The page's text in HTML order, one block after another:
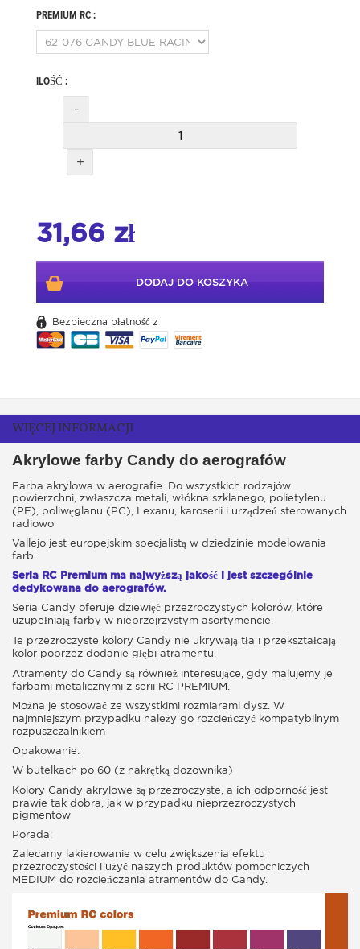
PREMIUM RC :
ILOŚĆ :
-
+
31,66 zł
DODAJ DO KOSZYKA
Bezpieczna płatność z
WIĘCEJ INFORMACJI
Akrylowe farby Candy do aerografów
Farba akrylowa w aerografie. Do wszystkich rodzajów
powierzchni, zwłaszcza metali, włókna szklanego, polietylenu
(PE), poliwęglanu (PC), Lexanu, karoserii i urządzeń sterowanych
radiowo
Vallejo jest europejskim specjalistą w dziedzinie modelowania
farb.
Seria RC Premium ma najwyższą jakość i jest szczególnie
dedykowana do aerografów.
Seria Candy oferuje dziewięć przezroczystych kolorów, które
uzupełniają farby w nieprzejrzystym asortymencie.
Te przezroczyste kolory Candy nie ukrywają tła i przekształcają
kolor poprzez dodanie głębi atramentu.
Atramenty do Candy są również interesujące, gdy malujemy je
farbami metalicznymi z serii RC PREMIUM.
Można je stosować ze wszystkimi rozmiarami dysz. W
najmniejszym przypadku należy go rozcieńczyć kompatybilnym
rozpuszczalnikiem
Opakowanie:
W butelkach po 60 (z nakrętką dozownika)
Kolory Candy akrylowe są przezroczyste, a ich odporność jest
prawie tak dobra, jak w przypadku nieprzezroczystych
pigmentów
Porada:
Zalecamy lakierowanie w celu zwiększenia efektu
przezroczystości i użyć naszych produktów pomocniczych
MEDIUM do rozcieńczania atramentów do Candy.